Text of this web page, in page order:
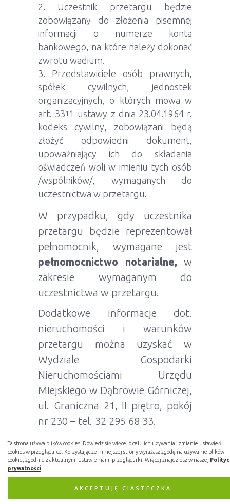
Ta strona używa plików cookies. Dowiedz się więcej o celu ich używania i zmianie ustawień
cookies w przeglądarce. Korzystając ze niniejszej strony wyrażasz zgodę na używanie plików
cookie, zgodnie z aktualnymi ustawieniami przeglądarki. Więcej znajdziesz w naszej
prywatności
AKCEPTUJĘ CIASTECZKA
Uczestnik przetargu będzie
zobowiązany do złożenia pisemnej
informacji o numerze konta
bankowego, na które należy dokonać
zwrotu wadium.
Przedstawiciele osób prawnych,
spółek cywilnych, jednostek
organizacyjnych, o których mowa w
art. 331 1 ustawy z dnia 23.04.1964 r.
kodeks cywilny, zobowiązani będą
złożyć odpowiedni dokument,
upoważniający ich do składania
oświadczeń woli w imieniu tych osób
/wspólników/, wymaganych do
uczestnictwa w przetargu.
W przypadku, gdy uczestnika
przetargu będzie reprezentował
pełnomocnik, wymagane jest
pełnomocnictwo notarialne, w
zakresie wymaganym do
uczestnictwa w przetargu.
Dodatkowe informacje dot.
nieruchomości i warunków
przetargu można uzyskać w
Wydziale Gospodarki
Nieruchomościami Urzędu
Miejskiego w Dąbrowie Górniczej,
ul. Graniczna 21, II piętro, pokój
nr 230 – tel. 32 295 68 33.